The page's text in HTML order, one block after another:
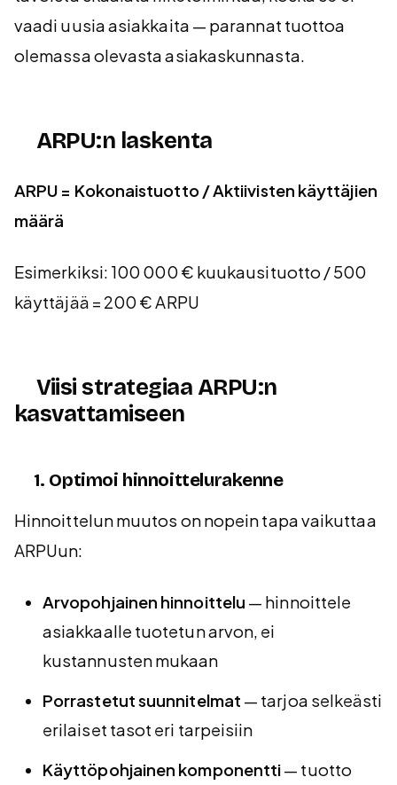
vaadi uusia asiakkaita — parannat tuottoa
olemassa olevasta asiakaskunnasta.
ARPU:n laskenta
ARPU = Kokonaistuotto / Aktiivisten käyttäjien
määrä
Esimerkiksi: 100 000 € kuukausituotto / 500
käyttäjää = 200 € ARPU
Viisi strategiaa ARPU:n
kasvattamiseen
1. Optimoi hinnoittelurakenne
Hinnoittelun muutos on nopein tapa vaikuttaa
ARPUun:
Arvopohjainen hinnoittelu — hinnoittele
asiakkaalle tuotetun arvon, ei
kustannusten mukaan
Porrastetut suunnitelmat — tarjoa selkeästi
erilaiset tasot eri tarpeisiin
Käyttöpohjainen komponentti— tuotto